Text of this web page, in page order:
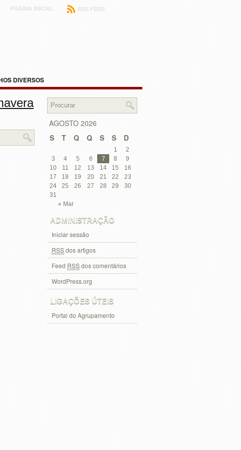
PÁGINA INICIAL RSS FEED
DIVERSOS
AGOSTO 2026
S
T Q Q S S D
« Mar
1
2
3
4 5 6 7 8
9
10
11 12 13 14 15
16
17
18 19 20 21 22
23
24
25 26 27 28 29
30
31
ADMINISTRAÇÃO
Iniciar sessão
RSSdos artigos
Feed RSSdos comentários
WordPress.org
LIGAÇÕES ÚTEIS
Portal do Agrupamento